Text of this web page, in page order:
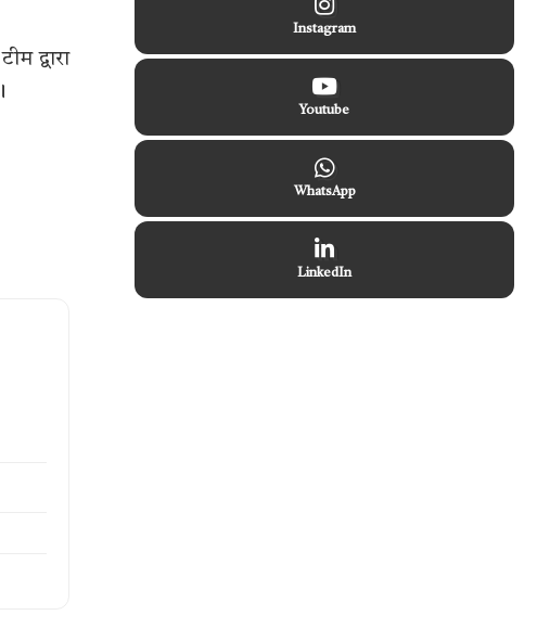
द्वारा
Instagram
Youtube
WhatsApp
LinkedIn